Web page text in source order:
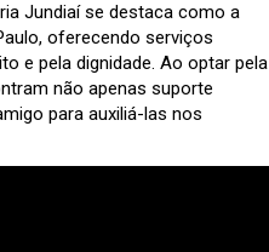
Jundiaí se destaca como a
oferecendo serviços
e pela dignidade. Ao optar pela
não apenas suporte
para auxiliá-las nos